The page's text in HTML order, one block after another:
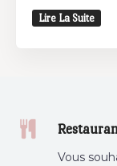
Lire La Suite
Vous